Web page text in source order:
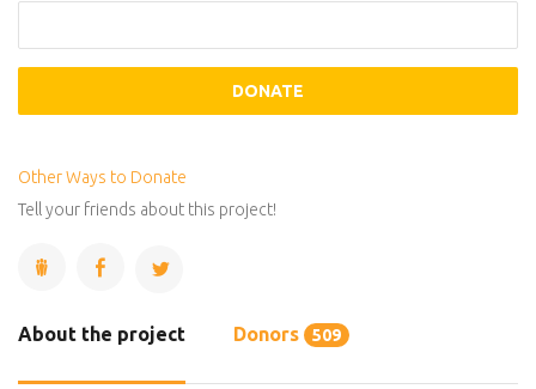
DONATE
Other Ways to Donate
Tell your friends about this project!
About the project Donors 509